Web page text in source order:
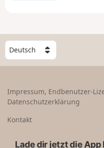
W
ä
h
e
n
Impressum, Endbenutzer-
Datenschutzerklärung
Kontakt
Lade dir jetzt die